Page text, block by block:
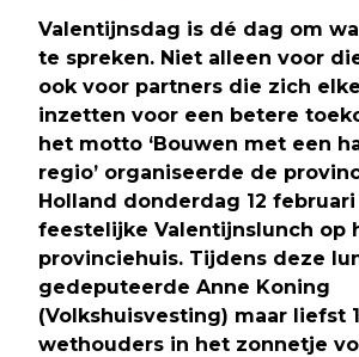
Valentijnsdag is dé dag om
te spreken. Niet alleen voor
ook voor partners die zich
inzetten voor een betere
het motto ‘Bouwen met een
regio’ organiseerde de
Holland donderdag 12 februari
feestelijke Valentijnslunch op
provinciehuis. Tijdens deze
gedeputeerde Anne Koning
(Volkshuisvesting) maar liefst
wethouders in het zonnetje